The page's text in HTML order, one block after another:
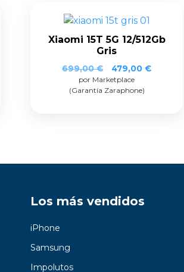
Xiaomi 15T 5G 12/512Gb
Gris
699,00€
El
precio
original
479,00 €El
por Marketplace
(Garantía Zaraphone)
Los más vendidos
iPhone
Samsung
Impolutos